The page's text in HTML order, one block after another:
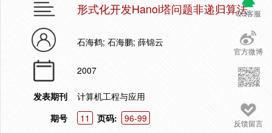
QQ客服
官方微博
反馈留言
形式化开发Hanoi塔问题非递归算法
石海鹤; 石海鹏; 薛锦云
2007
发表期刊
计算机工程与应用
期号
11 页码:
96-99